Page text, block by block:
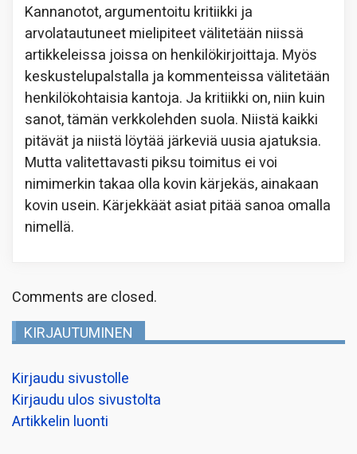
Kannanotot, argumentoitu kritiikki ja
arvolatautuneet mielipiteet välitetään niissä
artikkeleissa joissa on henkilökirjoittaja. Myös
keskustelupalstalla ja kommenteissa välitetään
henkilökohtaisia kantoja. Ja kritiikki on, niin kuin
sanot, tämän verkkolehden suola. Niistä kaikki
pitävät ja niistä löytää järkeviä uusia ajatuksia.
Mutta valitettavasti piksu toimitus ei voi
nimimerkin takaa olla kovin kärjekäs, ainakaan
kovin usein. Kärjekkäät asiat pitää sanoa omalla
nimellä.
Comments are closed.
KIRJAUTUMINEN
Kirjaudu sivustolle
Kirjaudu ulos sivustolta
Artikkelin luonti